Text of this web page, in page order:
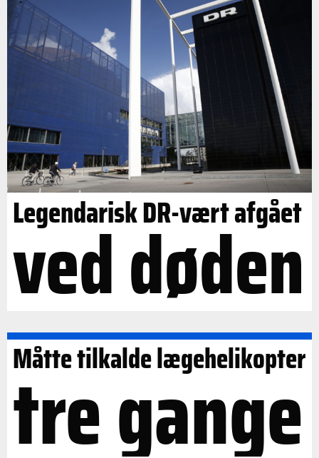
Legendarisk DR-vært afgået
ved døden
Måtte tilkalde lægehelikopter
tre gange